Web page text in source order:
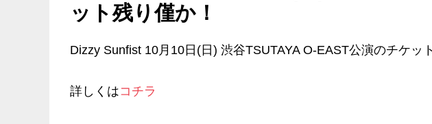
ット残り僅か！
Dizzy Sunfist 10月10日(日) 渋谷TSUTAYA O-EAST公演のチケッ
詳しくはコチラ